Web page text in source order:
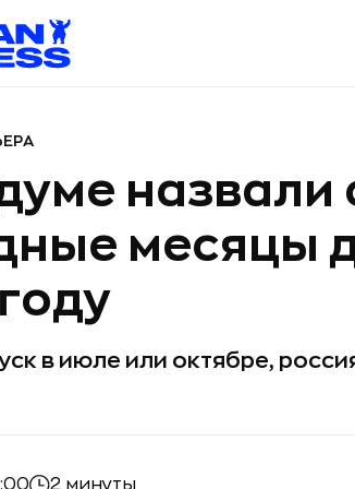
месяцы
в июле или октябре,
2 минуты